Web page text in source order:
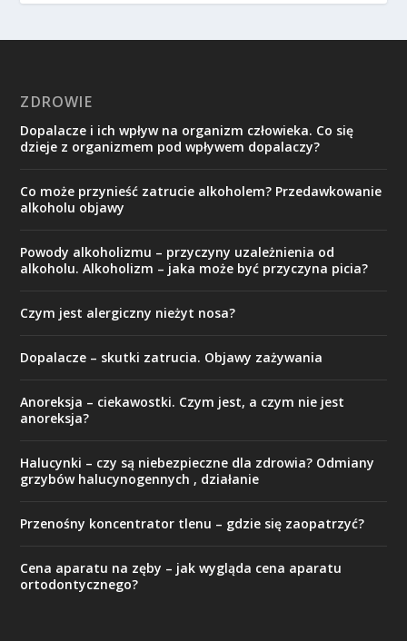
ZDROWIE
Dopalacze i ich wpływ na organizm człowieka. Co się
dzieje z organizmem pod wpływem dopalaczy?
Co może przynieść zatrucie alkoholem? Przedawkowanie
alkoholu objawy
Powody alkoholizmu – przyczyny uzależnienia od
alkoholu. Alkoholizm – jaka może być przyczyna picia?
Czym jest alergiczny nieżyt nosa?
Dopalacze – skutki zatrucia. Objawy zażywania
Anoreksja – ciekawostki. Czym jest, a czym nie jest
anoreksja?
Halucynki – czy są niebezpieczne dla zdrowia? Odmiany
grzybów halucynogennych , działanie
Przenośny koncentrator tlenu – gdzie się zaopatrzyć?
Cena aparatu na zęby – jak wygląda cena aparatu
ortodontycznego?